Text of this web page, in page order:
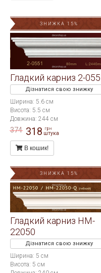
ЗНИЖКА 15%
Гладкий карниз 2-
Дізнатися свою знижку
Ширина: 5.6 см
Висота: 5.5 см
Довжина: 244 см
374 318 грн
штука
В кошик!
ЗНИЖКА 15%
Гладкий карниз HM-
22050
Дізнатися свою знижку
Ширина: 5 см
Висота: 5 см